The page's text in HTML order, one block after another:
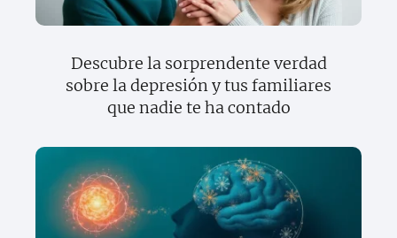
Descubre la sorprendente verdad
sobre la depresión y tus familiares
que nadie te ha contado